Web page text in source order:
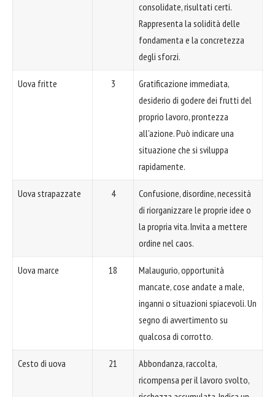
consolidate, risultati certi.
Rappresenta la solidità delle
fondamenta e la concretezza
degli sforzi.
Uova fritte 3
Gratificazione immediata,
desiderio di godere dei frutti del
proprio lavoro, prontezza
all'azione. Può indicare una
situazione che si sviluppa
rapidamente.
Uova strapazzate 4
Confusione, disordine, necessità
di riorganizzare le proprie idee o
la propria vita. Invita a mettere
ordine nel caos.
Uova marce 18
Malaugurio, opportunità
mancate, cose andate a male,
inganni o situazioni spiacevoli. Un
segno di avvertimento su
qualcosa di corrotto.
Cesto di uova 21
Abbondanza, raccolta,
ricompensa per il lavoro svolto,